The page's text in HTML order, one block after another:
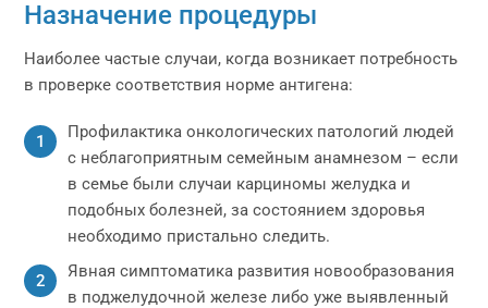
Назначение процедуры
Наиболее частые случаи, когда возникает потребность
в проверке соответствия норме антигена:
Профилактика онкологических патологий людей
с неблагоприятным семейным анамнезом – если
в семье были случаи карциномы желудка и
подобных болезней, за состоянием здоровья
необходимо пристально следить.
Явная симптоматика развития новообразования
в поджелудочной железе либо уже выявленный